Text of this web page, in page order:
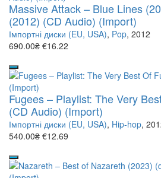
Massive Attack – Blue Lines
(2012) (CD Audio) (Import)
Імпортні диски (EU, USA), Pop, 2012
690.00₴ €16.22
Fugees – Playlist: The Very
(CD Audio) (Import)
Імпортні диски (EU, USA), Hip-hop,
540.00₴ €12.69